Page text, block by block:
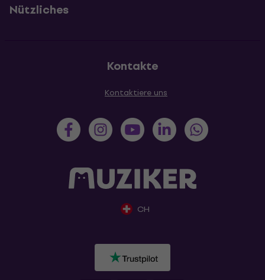
Nützliches
Kontakte
Kontaktiere uns
CH